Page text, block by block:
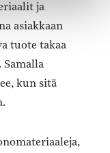
ja
asiakkaan
tuote takaa
kun sitä